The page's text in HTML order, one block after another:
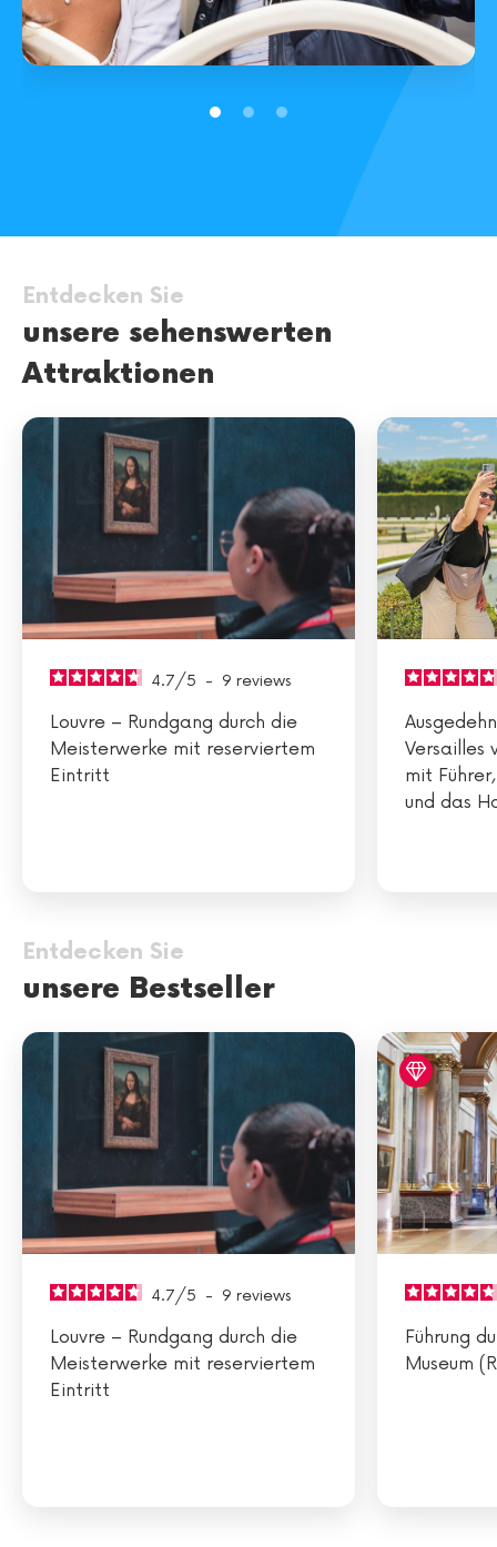
Stadtrundfahrten durch Paris
Entdecken Sie
unsere sehenswerten
Attraktionen
4.7/5 - 9 reviews
Louvre – Rundgang durch die
Meisterwerke mit reserviertem
Eintritt
Versailles
mit
und das
Entdecken Sie
unsere Bestseller
4.7/5 - 9 reviews
Louvre – Rundgang durch die
Meisterwerke mit reserviertem
Eintritt
Führung
Museum